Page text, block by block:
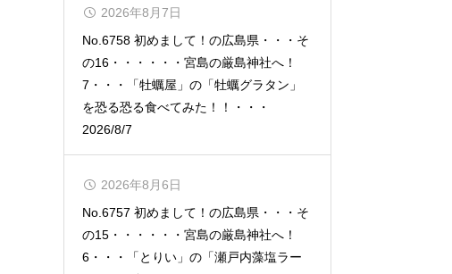
No.6758 初めまして！の広島県・・・そ
の16・・・・・・宮島の厳島神社へ！
7・・・「牡蠣屋」の「牡蠣グラタン」
を恐る恐る食べてみた！！・・・
2026/8/7
2026年8月7日
No.6757 初めまして！の広島県・・・そ
の15・・・・・・宮島の厳島神社へ！
6・・・「とりい」の「瀬戸内藻塩ラー
2026年8月6日